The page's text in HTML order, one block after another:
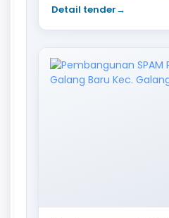
Detail tender→